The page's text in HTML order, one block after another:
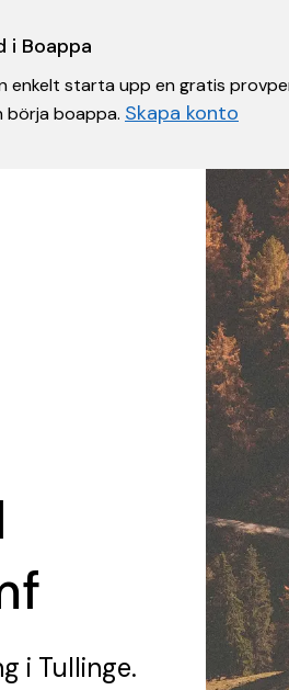
i Boappa
enkelt starta upp en gratis
börja boappa. Skapa konto
i Tullinge.